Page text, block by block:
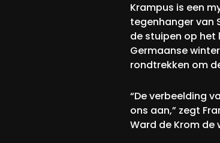
Krampus is een
tegenhanger van
de stuipen op het
Germaanse
rondtrekken om
“De verbeelding
ons aan,” zegt
Ward de Krom de